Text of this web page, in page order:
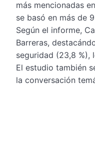
más mencionadas
se basó en más de
Según el informe,
Barreras,
seguridad (23,8 %),
El estudio también
la conversación